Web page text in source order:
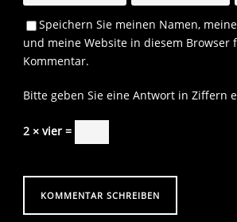
Speichern Sie meinen Namen,
und meine Website in diesem Browser
Kommentar.
Bitte geben Sie eine Antwort in Ziffern
2 × vier =